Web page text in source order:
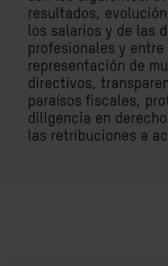
resultados,
los salarios y de las
profesionales y entre
representación de
directivos,
paraísos fiscales,
diligencia en
las retribuciones a